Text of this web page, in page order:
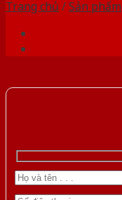
Trang chủ /Sản phẩm